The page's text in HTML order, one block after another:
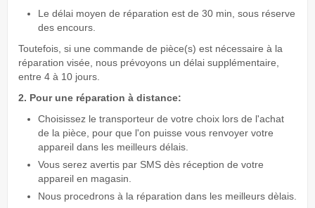
Le délai moyen de réparation est de 30 min, sous réserve
des encours.
Toutefois, si une commande de pièce(s) est nécessaire à la
réparation visée, nous prévoyons un délai supplémentaire,
entre 4 à 10 jours.
2. Pour une réparation à distance:
Choisissez le transporteur de votre choix lors de l'achat
de la pièce, pour que l'on puisse vous renvoyer votre
appareil dans les meilleurs délais.
Vous serez avertis par SMS dès réception de votre
appareil en magasin.
Nous procedrons à la réparation dans les meilleurs dèlais.